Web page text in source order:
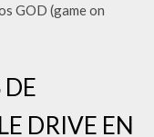
GOD (game on
DRIVE EN